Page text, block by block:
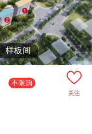
样板间
关注
不限购